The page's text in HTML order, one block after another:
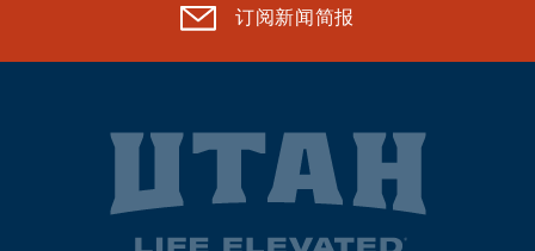
订阅新闻简报